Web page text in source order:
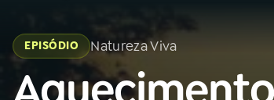
Buscar
na
na
Rádio
Nacional
EPISÓDIO Natureza Viva